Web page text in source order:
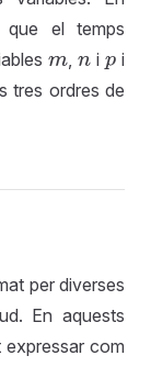
que el temps
m , ni pi
tres ordres de
per diverses
En aquests
com